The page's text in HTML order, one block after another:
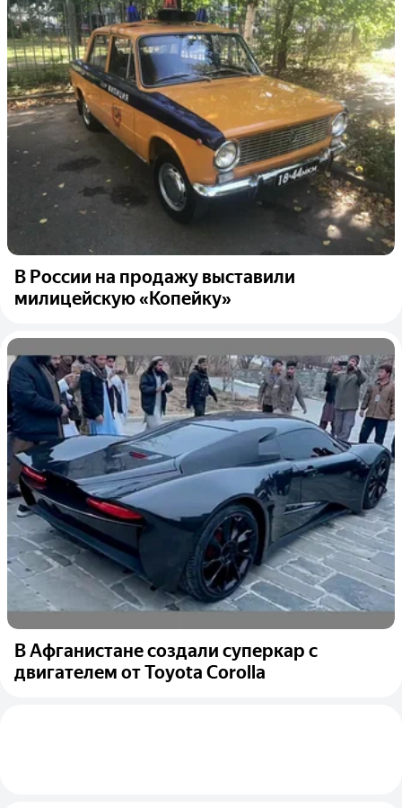
В России на продажу выставили
милицейскую «Копейку»
В Афганистане создали суперкар с
двигателем от Toyota Corolla